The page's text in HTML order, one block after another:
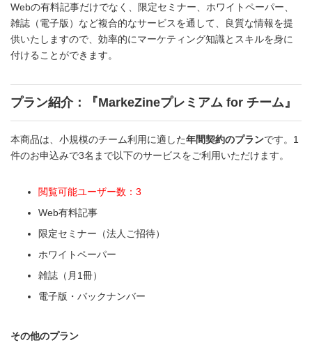
Webの有料記事だけでなく、限定セミナー、ホワイトペーパー、
雑誌（電子版）など複合的なサービスを通して、良質な情報を提
供いたしますので、効率的にマーケティング知識とスキルを身に
付けることができます。
プラン紹介：『MarkeZineプレミアム for チーム』
本商品は、小規模のチーム利用に適した年間契約のプランです。1
件のお申込みで3名まで以下のサービスをご利用いただけます。
閲覧可能ユーザー数：3
Web有料記事
限定セミナー（法人ご招待）
ホワイトペーパー
雑誌（月1冊）
電子版・バックナンバー
その他のプラン